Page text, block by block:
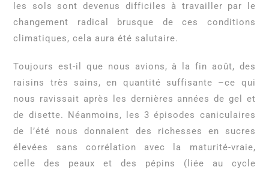
les sols sont devenus difficiles à travailler par le
changement radical brusque de ces conditions
climatiques, cela aura été salutaire.
Toujours est-il que nous avions, à la fin août, des
raisins très sains, en quantité suffisante –ce qui
nous ravissait après les dernières années de gel et
de disette. Néanmoins, les 3 épisodes caniculaires
de l’été nous donnaient des richesses en sucres
élevées sans corrélation avec la maturité-vraie,
celle des peaux et des pépins (liée au cycle